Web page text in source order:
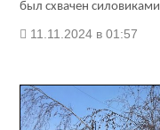
был схвачен
11.11.2024 в 01:57